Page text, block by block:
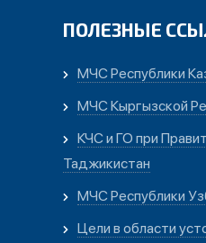
ПОЛЕЗНЫЕ
МЧС Республики
МЧС Кыргызской
КЧС и ГО при
Таджикистан
МЧС Республики
Цели в области